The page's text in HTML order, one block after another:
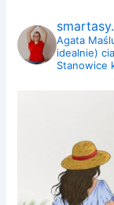
Agata
idealnie)
Stanowice